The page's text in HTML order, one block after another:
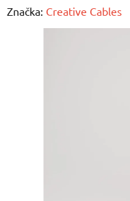
hodnocení
produktu
Značka: Creative Cables